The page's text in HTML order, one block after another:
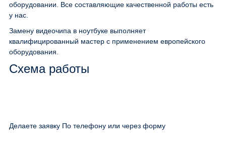
оборудовании. Все составляющие качественной работы есть
у нас.
Замену видеочипа в ноутбуке выполняет
квалифицированный мастер с применением европейского
оборудования.
Схема работы
Делаете заявку По телефону или через форму